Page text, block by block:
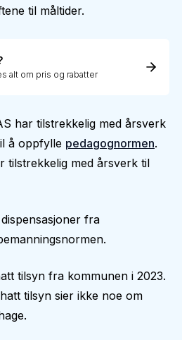
til måltider.
alt om pris og rabatter
har tilstrekkelig med årsverk
å oppfylle pedagognormen.
tilstrekkelig med årsverk til
fra
tilsyn fra kommunen i 2023.
tilsyn sier ikke noe om